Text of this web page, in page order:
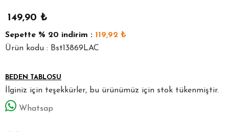
149,90 ₺
Sepette % 20 indirim : 119,92 ₺
Ürün kodu : Bst13869LAC
BEDEN TABLOSU
İlginiz için teşekkürler, bu ürünümüz için stok tükenmiştir.
Whatsap